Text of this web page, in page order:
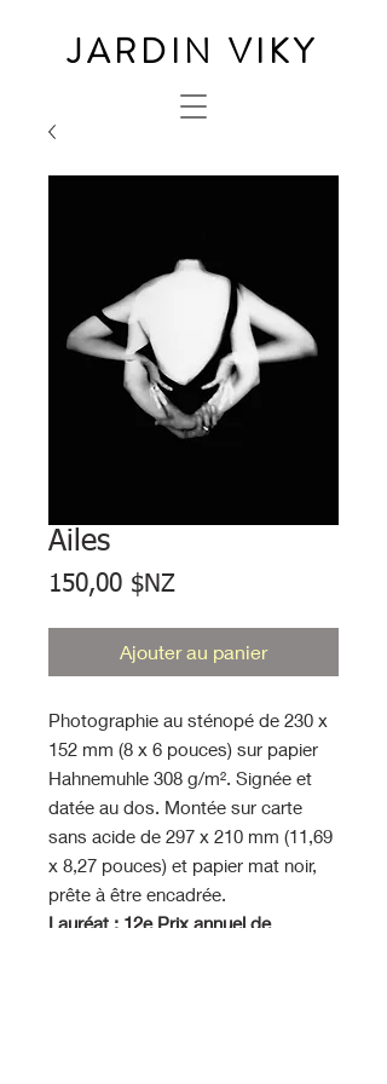
JARDIN VIKY
Ailes
150,00 $NZPrix
Ajouter au panier
Photographie au sténopé de 230 x
152 mm (8 x 6 pouces) sur papier
Hahnemuhle 308 g/m². Signée et
datée au dos. Montée sur carte
sans acide de 297 x 210 mm (11,69
x 8,27 pouces) et papier mat noir,
prête à être encadrée.
Lauréat : 12e Prix annuel de